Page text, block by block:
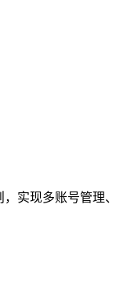
实现多账号管理、